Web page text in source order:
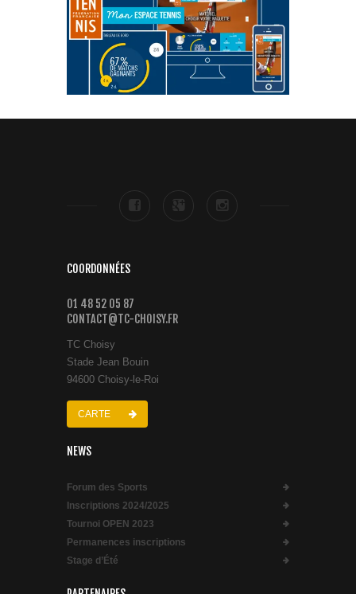
COORDONNÉES
01 48 52 05 87
CONTACT@TC-CHOISY.FR
TC Choisy
Stade Jean Bouin
94600 Choisy-le-Roi
CARTE
NEWS
Forum des Sports
Inscriptions 2024/2025
Tournoi OPEN 2023
Permanences inscriptions
Stage d’Été